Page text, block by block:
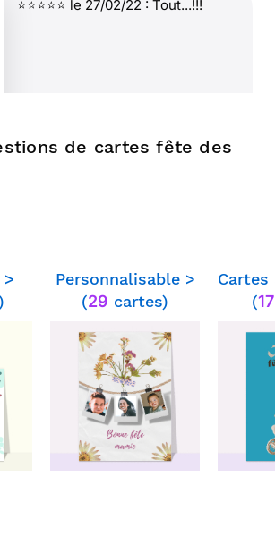
⭐⭐⭐⭐⭐ le 27/02/22 : Tout...!!!
⭐⭐⭐⭐⭐ le 28/02/21 : Tres sympa
et originale
de cartes fête des
>
Personnalisable >
(29 cartes)
Cartes
(17